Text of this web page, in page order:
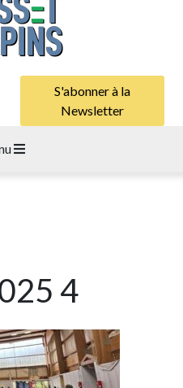
S'abonner à la
Newsletter
4